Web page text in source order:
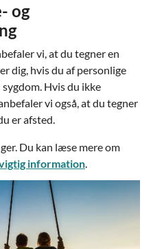
og
vi, at du tegner en
dig, hvis du af personlige
sygdom. Hvis du ikke
vi også, at du tegner
er afsted.
Du kan læse mere om
information.